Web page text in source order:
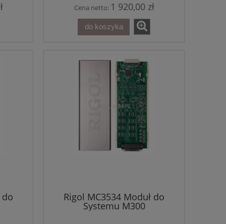
Cena netto: 1 920,00 zł
do koszyka
do Rigol MC3534 Moduł do
Systemu M300